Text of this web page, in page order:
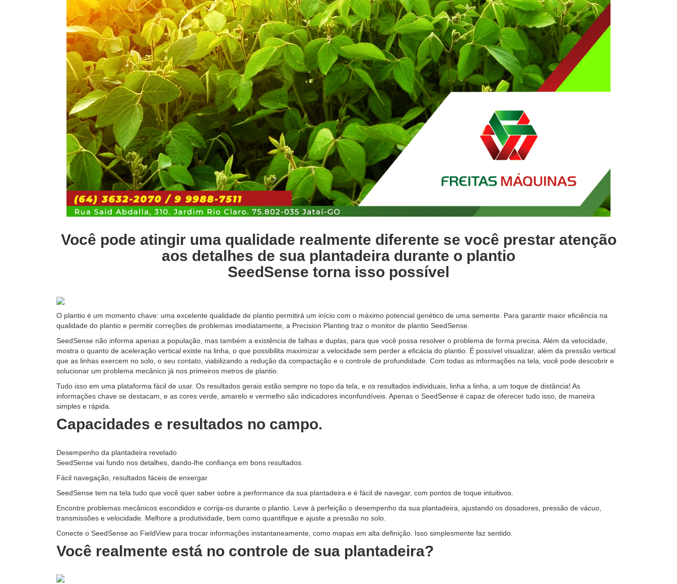
Você pode atingir uma qualidade realmente diferente se você prestar atenção
aos detalhes de sua plantadeira durante o plantio
SeedSense torna isso possível
O plantio é um momento chave: uma excelente qualidade de plantio permitirá um início com o máximo potencial genético de uma semente. Para garantir maior eficiência na
qualidade do plantio e permitir correções de problemas imediatamente, a Precision Planting traz o monitor de plantio SeedSense.
SeedSense não informa apenas a população, mas também a existência de falhas e duplas, para que você possa resolver o problema de forma precisa. Além da velocidade,
mostra o quanto de aceleração vertical existe na linha, o que possibilita maximizar a velocidade sem perder a eficácia do plantio. É possível visualizar, além da pressão vertical
que as linhas exercem no solo, o seu contato, viabilizando a redução da compactação e o controle de profundidade. Com todas as informações na tela, você pode descobrir e
solucionar um problema mecânico já nos primeiros metros de plantio.
Tudo isso em uma plataforma fácil de usar. Os resultados gerais estão sempre no topo da tela, e os resultados individuais, linha a linha, a um toque de distância! As
informações chave se destacam, e as cores verde, amarelo e vermelho são indicadores inconfundíveis. Apenas o SeedSense é capaz de oferecer tudo isso, de maneira
simples e rápida.
Capacidades e resultados no campo.
Desempenho da plantadeira revelado
SeedSense vai fundo nos detalhes, dando-lhe confiança em bons resultados.
Fácil navegação, resultados fáceis de enxergar.
SeedSense tem na tela tudo que você quer saber sobre a performance da sua plantadeira e é fácil de navegar, com pontos de toque intuitivos.
Encontre problemas mecânicos escondidos e corrija-os durante o plantio. Leve à perfeição o desempenho da sua plantadeira, ajustando os dosadores, pressão de vácuo,
transmissões e velocidade. Melhore a produtividade, bem como quantifique e ajuste a pressão no solo.
Conecte o SeedSense ao FieldView para trocar informações instantaneamente, como mapas em alta definição. Isso simplesmente faz sentido.
Você realmente está no controle de sua plantadeira?